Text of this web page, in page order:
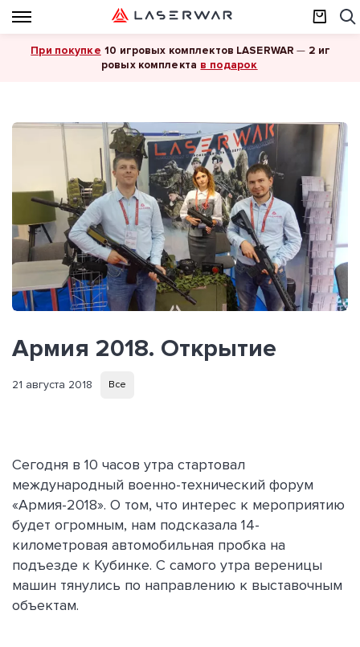
При покупке 10 игровых комплектов LASERWAR — 2 иг
ровых комплекта в подарок
Армия 2018. Открытие
21 августа 2018 Все
Сегодня в 10 часов утра стартовал
международный военно-технический форум
«Армия-2018». О том, что интерес к мероприятию
будет огромным, нам подсказала 14-
километровая автомобильная пробка на
подъезде к Кубинке. С самого утра вереницы
машин тянулись по направлению к выставочным
объектам.